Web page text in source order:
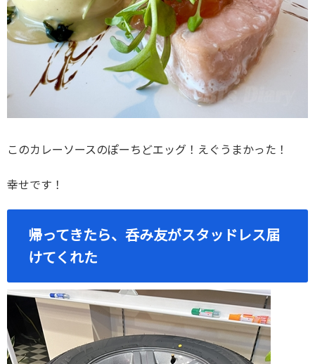
このカレーソースのぽーちどエッグ！えぐうまかった！
幸せです！
帰ってきたら、呑み友がスタッドレス届
けてくれた